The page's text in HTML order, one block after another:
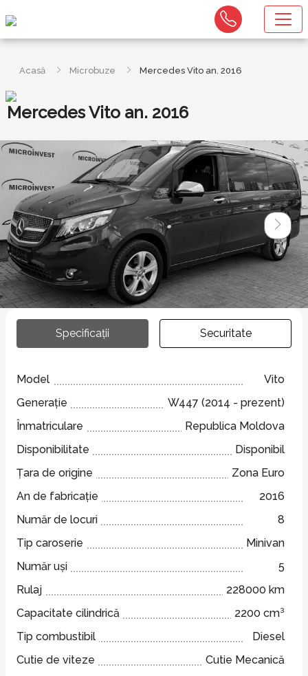
Acasă Microbuze Mercedes Vito an. 2016
Mercedes Vito an. 2016
Specificații Securitate
Model
Vito
Generație
W447 (2014 - prezent)
Înmatriculare
Republica Moldova
Disponibilitate
Disponibil
Țara de origine
Zona Euro
An de fabricație
2016
Număr de locuri
8
Tip caroserie
Minivan
Număr uși
5
Rulaj
228000 km
Capacitate cilindrică
2200 cm³
Tip combustibil
Diesel
Cutie de viteze
Cutie Mecanică